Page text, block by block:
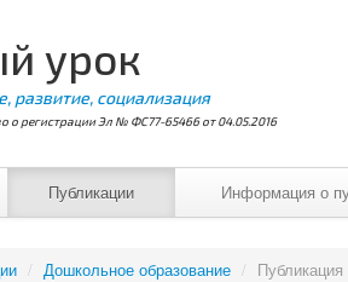
урок
развитие, социализация
о регистрации Эл № ФС77-65466 от 04.05.2016
Публикации Информация о
/ Дошкольное образование /